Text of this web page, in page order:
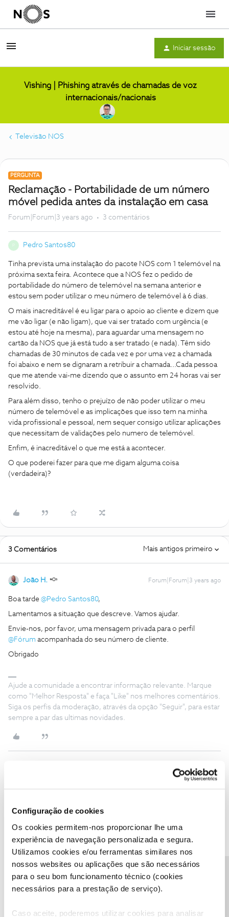
Configuração de cookies
Os cookies permitem-nos proporcionar lhe uma
experiência de navegação personalizada e segura.
Utilizamos cookies e/ou ferramentas similares nos
nossos websites ou aplicações que são necessários
para o seu bom funcionamento técnico (cookies
necessários para a prestação de serviço).
Caso aceite, poderemos utilizar cookies para analisar
Menu
Iniciar sessão
Vishing | Phishing através de chamadas de voz
internacionais/nacionais
Televisão NOS
PERGUNTA
Reclamação - Portabilidade de um número
móvel pedida antes da instalação em casa
Forum|Forum|3 years ago 3 comentários
Pedro Santos80
Tinha prevista uma instalação do pacote NOS com 1 telemóvel na
próxima sexta feira. Acontece que a NOS fez o pedido de
portabilidade do número de telemóvel na semana anterior e
estou sem poder utilizar o meu número de telemóvel à 6 dias.
O mais inacreditável é eu ligar para o apoio ao cliente e dizem que
me vão ligar (e não ligam), que vai ser tratado com urgência (e
estou até hoje na mesma), para aguardar uma mensagem no
cartão da NOS que já está tudo a ser tratado (e nada). Têm sido
chamadas de 30 minutos de cada vez e por uma vez a chamada
foi abaixo e nem se dignaram a retribuir a chamada...Cada pessoa
que me atende vai-me dizendo que o assunto em 24 horas vai ser
resolvido.
Para além disso, tenho o prejuízo de não poder utilizar o meu
número de telemóvel e as implicações que isso tem na minha
vida profissional e pessoal, nem sequer consigo utilizar aplicações
que necessitam de validações pelo numero de telemóvel.
Enfim, é inacreditável o que me está a acontecer.
O que poderei fazer para que me digam alguma coisa
(verdadeira)?
3 Comentários Mais antigos primeiro
João H. Forum|Forum|3 years ago
Boa tarde @Pedro Santos80,
Lamentamos a situação que descreve. Vamos ajudar.
Envie-nos, por favor, uma mensagem privada para o perfil
@Fórum acompanhada do seu número de cliente.
Obrigado
Ajude a comunidade a encontrar informação relevante. Marque
como "Melhor Resposta" e faça "Like" nos melhores comentários.
Siga os perfis da moderação, através da opção "Seguir", para estar
sempre a par das ultimas novidades.
Forum|Forum|3 years ago
João H. Forum|Forum|3 years ago
Agradecemos o seu testemunho@Pedro Santos80
este tema.